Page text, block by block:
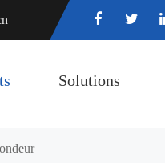
Solutions